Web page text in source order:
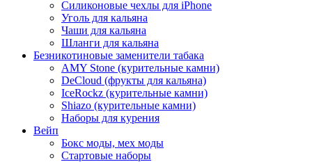
Силиконовые чехлы для iPhone
Уголь для кальяна
Чаши для кальяна
Шланги для кальяна
Безникотиновые заменители табака
AMY Stone (курительные камни)
DeCloud (фрукты для кальяна)
IceRockz (курительные камни)
Shiazo (курительные камни)
Наборы для курения
Вейп
Бокс моды, мех моды
Стартовые наборы